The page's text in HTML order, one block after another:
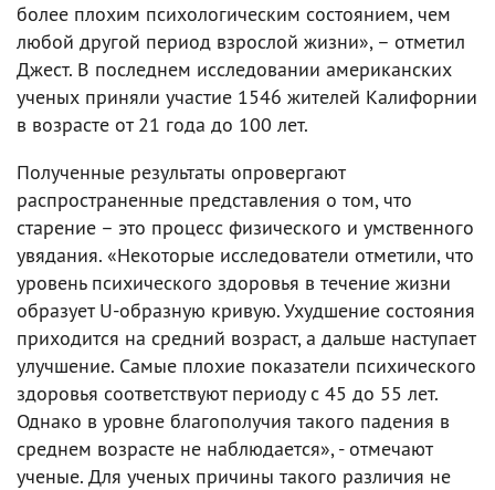
более плохим психологическим состоянием, чем
любой другой период взрослой жизни», – отметил
Джест. В последнем исследовании американских
ученых приняли участие 1546 жителей Калифорнии
в возрасте от 21 года до 100 лет.
Полученные результаты опровергают
распространенные представления о том, что
старение – это процесс физического и умственного
увядания. «Некоторые исследователи отметили, что
уровень психического здоровья в течение жизни
образует U-образную кривую. Ухудшение состояния
приходится на средний возраст, а дальше наступает
улучшение. Самые плохие показатели психического
здоровья соответствуют периоду с 45 до 55 лет.
Однако в уровне благополучия такого падения в
среднем возрасте не наблюдается», - отмечают
ученые. Для ученых причины такого различия не